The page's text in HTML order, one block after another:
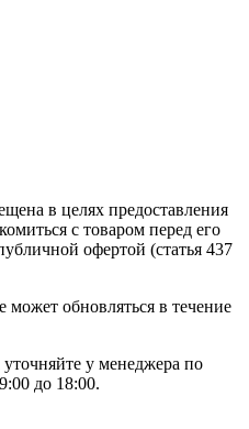
в целях предоставления
с товаром перед его
офертой (статья 437
обновляться в течение
у менеджера по
до 18:00.